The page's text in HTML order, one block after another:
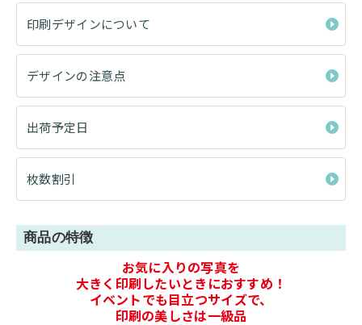
印刷デザインについて
デザインの注意点
出荷予定日
枚数割引
商品の特徴
お気に入りの写真を
大きく印刷したいときにおすすめ！
イベントでも目立つサイズで、
印刷の美しさは一級品